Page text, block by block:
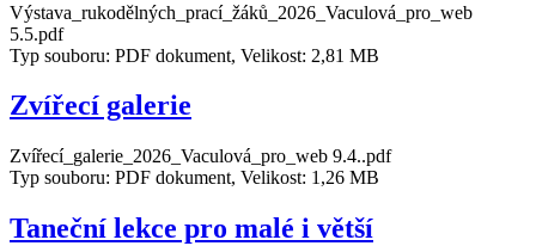
Výstava_rukodělných_prací_žáků_2026_Vaculová_pro_web
5.5.pdf
Typ souboru: PDF dokument, Velikost: 2,81 MB
Zvířecí galerie
Zvířecí_galerie_2026_Vaculová_pro_web 9.4..pdf
Typ souboru: PDF dokument, Velikost: 1,26 MB
Taneční lekce pro malé i větší